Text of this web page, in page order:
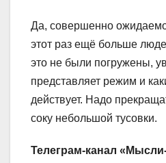
Да, совершенно
этот раз ещё больше
это не были погружены,
представляет режим и
действует. Надо
соку небольшой тусовки.
Телеграм-канал